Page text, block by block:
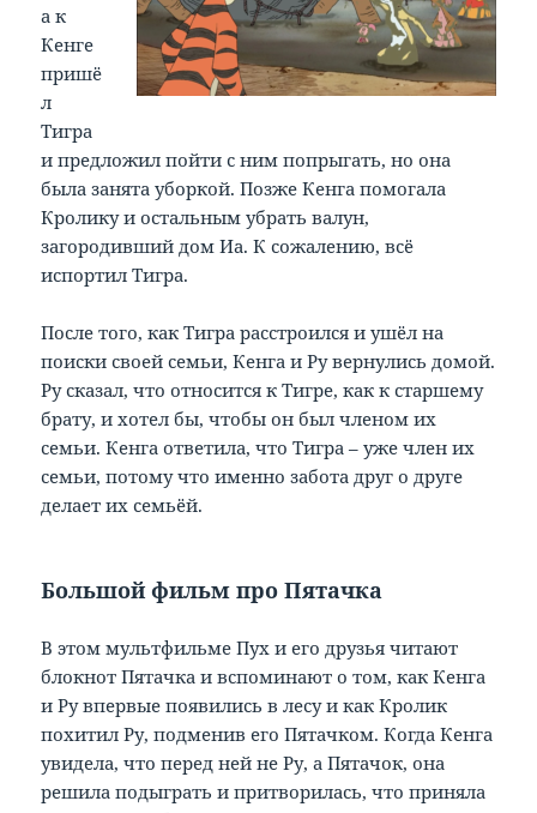
а к
Кенге
пришё
л
Тигра
и предложил пойти с ним попрыгать, но она
была занята уборкой. Позже Кенга помогала
Кролику и остальным убрать валун,
загородивший дом Иа. К сожалению, всё
испортил Тигра.
После того, как Тигра расстроился и ушёл на
поиски своей семьи, Кенга и Ру вернулись домой.
Ру сказал, что относится к Тигре, как к старшему
брату, и хотел бы, чтобы он был членом их
семьи. Кенга ответила, что Тигра – уже член их
семьи, потому что именно забота друг о друге
делает их семьёй.
Большой фильм про Пятачка
В этом мультфильме Пух и его друзья читают
блокнот Пятачка и вспоминают о том, как Кенга
и Ру впервые появились в лесу и как Кролик
похитил Ру, подменив его Пятачком. Когда Кенга
увидела, что перед ней не Ру, а Пятачок, она
решила подыграть и притворилась, что приняла